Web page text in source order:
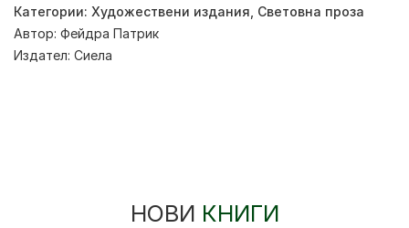
Категории: Художествени издания Световна проза
Автор: Фейдра Патрик
Издател: Сиела
НОВИ КНИГИ